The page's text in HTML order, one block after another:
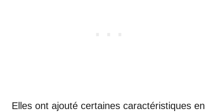
Elles ont ajouté certaines caractéristiques en